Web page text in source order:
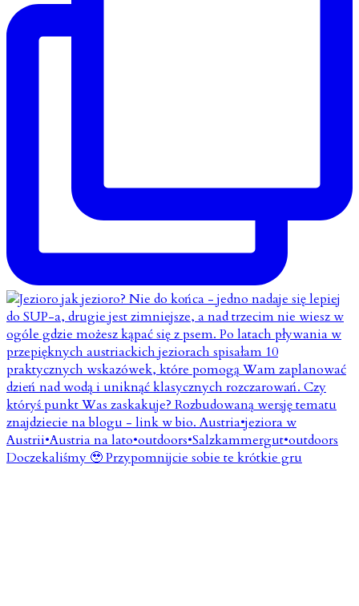
Doczekaliśmy 🥹 Przypomnijcie sobie te krótkie gru